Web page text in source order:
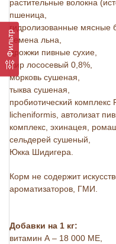
Фильтр
растительные волокна
пшеница,
гидролизованные мясные
семена льна,
дрожжи пивные сухие,
жир лососевый 0,8%,
морковь сушеная,
тыква сушеная,
пробиотический
licheniformis, автолизат
комплекс, эхинацея,
сельдерей сушеный,
Юкка Шидигера.
Корм не содержит
ароматизаторов, ГМИ.
Добавки на 1 кг:
витамин А – 18 000 МЕ,